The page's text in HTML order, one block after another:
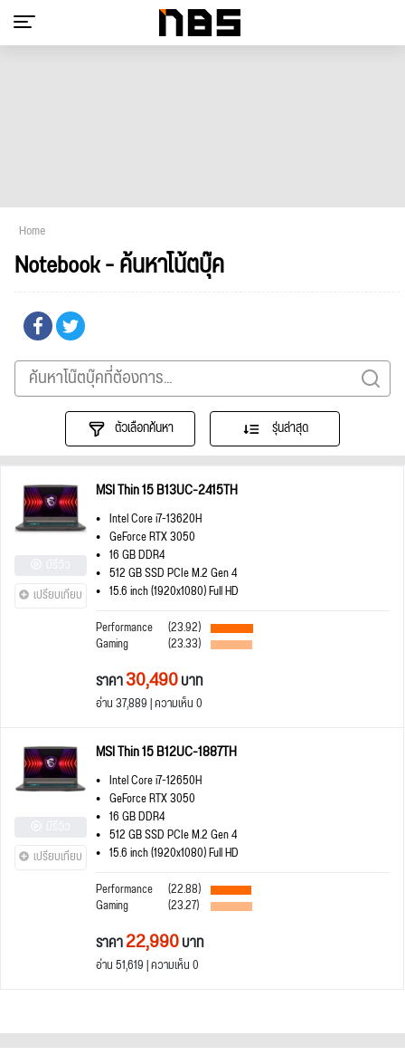
Home
Notebook - ค้นหาโน้ตบุ๊ค
ตัวเลือกค้นหา รุ่นล่าสุด
เปรียบเทียบ
MSI Thin 15 B13UC-2415TH
Intel Core i7-13620H
GeForce RTX 3050
16 GB DDR4
512 GB SSD PCIe M.2 Gen 4
15.6 inch (1920x1080) Full HD
Performance
(23.92)
Gaming (23.33)
ราคา30,490บาท
อ่าน 37,889 | ความเห็น 0
เปรียบเทียบ
MSI Thin 15 B12UC-1887TH
Intel Core i7-12650H
GeForce RTX 3050
16 GB DDR4
512 GB SSD PCIe M.2 Gen 4
15.6 inch (1920x1080) Full HD
Performance
(22.88)
Gaming (23.27)
ราคา22,990บาท
อ่าน 51,619 | ความเห็น 0